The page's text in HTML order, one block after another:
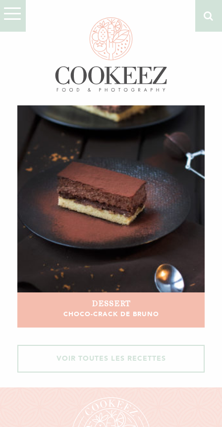
DESSERT
CHOCO-CRACK DE BRUNO
VOIR TOUTES LES RECETTES